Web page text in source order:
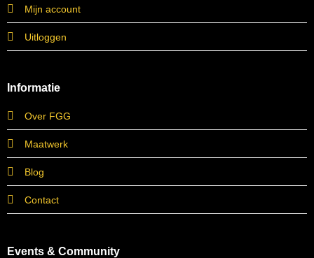
Mijn account
Uitloggen
Informatie
Over FGG
Maatwerk
Blog
Contact
Events & Community